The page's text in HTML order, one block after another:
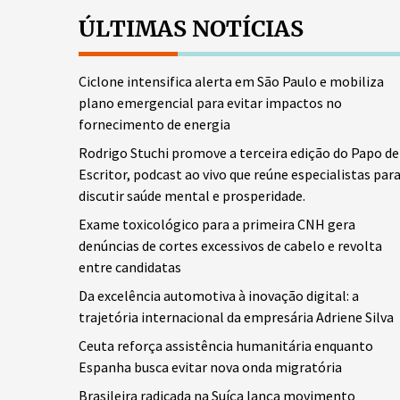
ÚLTIMAS NOTÍCIAS
Ciclone intensifica alerta em São Paulo e mobiliza
plano emergencial para evitar impactos no
fornecimento de energia
Rodrigo Stuchi promove a terceira edição do Papo de
Escritor, podcast ao vivo que reúne especialistas para
discutir saúde mental e prosperidade.
Exame toxicológico para a primeira CNH gera
denúncias de cortes excessivos de cabelo e revolta
entre candidatas
Da excelência automotiva à inovação digital: a
trajetória internacional da empresária Adriene Silva
Ceuta reforça assistência humanitária enquanto
Espanha busca evitar nova onda migratória
Brasileira radicada na Suíça lança movimento